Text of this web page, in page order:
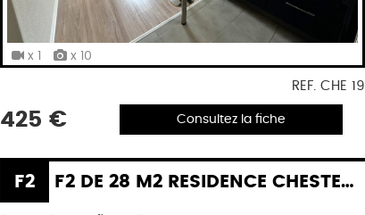
x 1 x 10
REF. CHE 19
425 € Consultez la fiche
F2 F2 DE 28 M2 RESIDENCE CHESTERFIELD